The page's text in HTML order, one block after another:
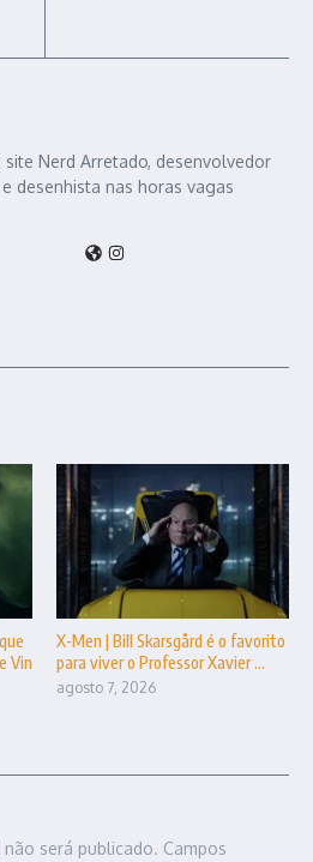
site Nerd Arretado, desenvolvedor
e desenhista nas horas vagas
Vin
X-Men | Bill Skarsgård é o favorito
para viver o Professor Xavier ...
agosto 7, 2026
será publicado. Campos